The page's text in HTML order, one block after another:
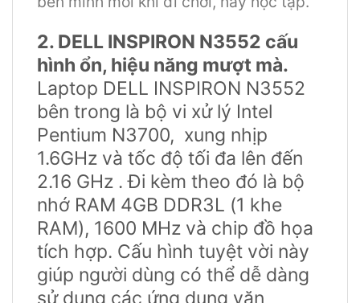
2. DELL INSPIRON N3552 cấu
hình ổn, hiệu năng mượt mà.
Laptop DELL INSPIRON N3552
bên trong là bộ vi xử lý Intel
Pentium N3700, xung nhịp
1.6GHz và tốc độ tối đa lên đến
2.16 GHz . Đi kèm theo đó là bộ
nhớ RAM 4GB DDR3L (1 khe
RAM), 1600 MHz và chip đồ họa
tích hợp. Cấu hình tuyệt vời này
giúp người dùng có thể dễ dàng
sử dụng các ứng dụng văn